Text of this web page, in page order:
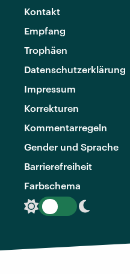
Kontakt
Empfang
Trophäen
Datenschutzerklärung
Impressum
Korrekturen
Kommentarregeln
Gender und Sprache
Barrierefreiheit
Farbschema